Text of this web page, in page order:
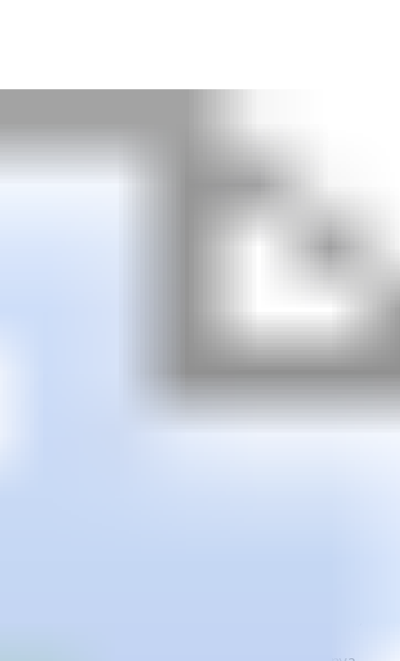
penyebab keracunan makan bergizi gratis (MBG)
telah keluar dari Laboratorium Kesehatan Daerah